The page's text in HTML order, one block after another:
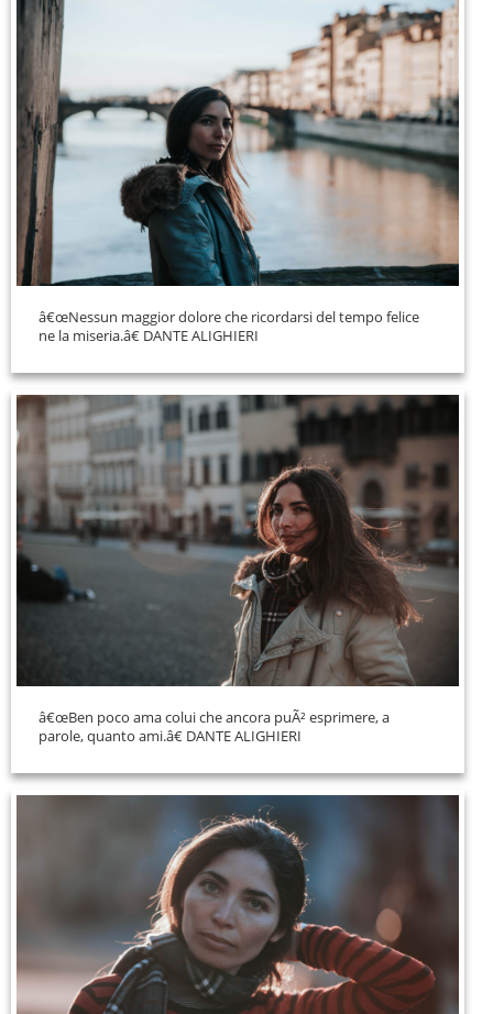
â€œNessun maggior dolore che ricordarsi del tempo felice
ne la miseria.â€ DANTE ALIGHIERI
â€œBen poco ama colui che ancora puÃ² esprimere, a
parole, quanto ami.â€ DANTE ALIGHIERI